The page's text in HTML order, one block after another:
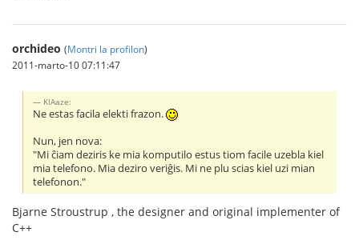
orchideo (Montri la profilon)
2011-marto-10 07:11:47
KIAaze:
Ne estas facila elekti frazon.
Nun, jen nova:
"Mi ĉiam deziris ke mia komputilo estus tiom facile uzebla kiel
mia telefono. Mia deziro veriĝis. Mi ne plu scias kiel uzi mian
telefonon."
Bjarne Stroustrup , the designer and original implementer of
C++